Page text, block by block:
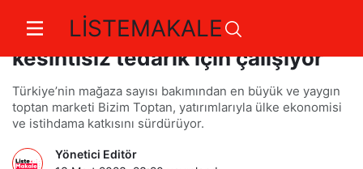
LİSTEMAKALE
Bizim Toptan deprem bölgesinde
kesintisiz tedarik için çalışıyor
Türkiye’nin mağaza sayısı bakımından en büyük ve yaygın
toptan marketi Bizim Toptan, yatırımlarıyla ülke ekonomisi
ve istihdama katkısını sürdürüyor.
Yönetici Editör